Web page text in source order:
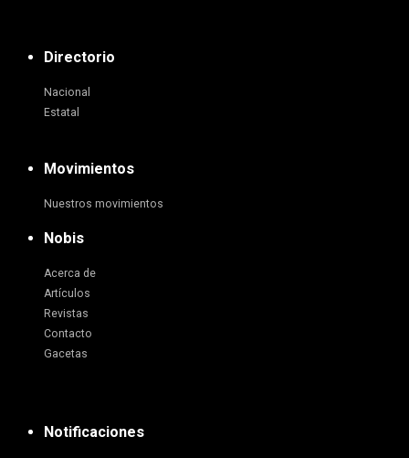
Directorio
Nacional
Estatal
Movimientos
Nuestros movimientos
Nobis
Acerca de
Artículos
Revistas
Contacto
Gacetas
Notificaciones